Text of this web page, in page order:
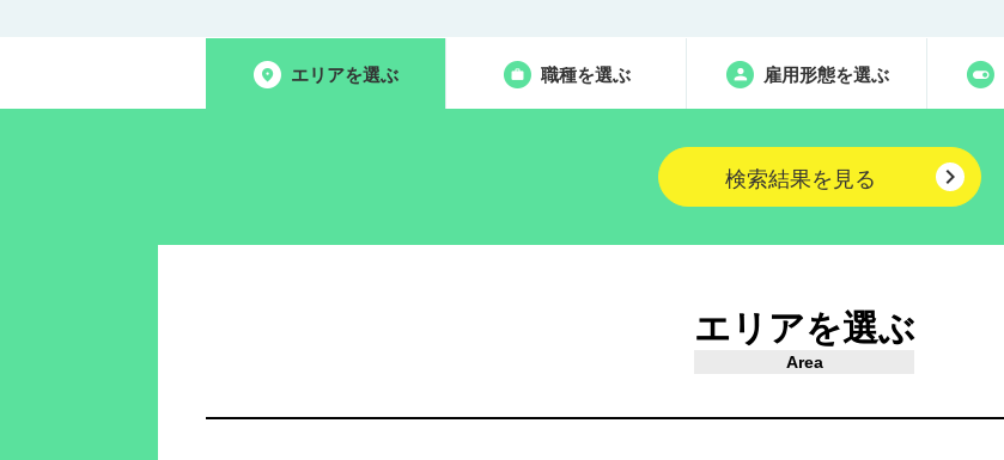
エリアを選ぶ 職種を選ぶ 雇用形態を選ぶ
検索結果を見る 
エリアを選ぶ
Area